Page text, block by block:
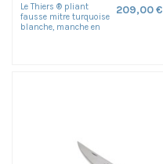
Le Thiers ® pliant
fausse mitre turquoise
blanche, manche en
209,00 €